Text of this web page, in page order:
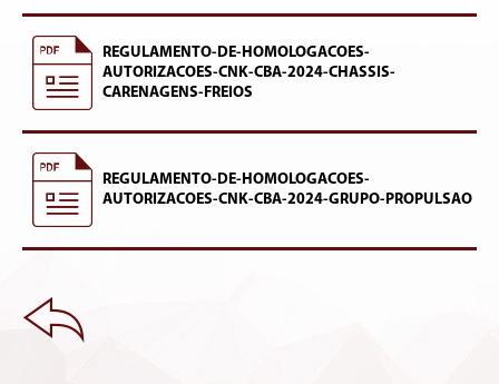
REGULAMENTO-DE-HOMOLOGACOES-
AUTORIZACOES-CNK-CBA-2024-CHASSIS-
CARENAGENS-FREIOS
REGULAMENTO-DE-HOMOLOGACOES-
AUTORIZACOES-CNK-CBA-2024-GRUPO-PROPULSAO